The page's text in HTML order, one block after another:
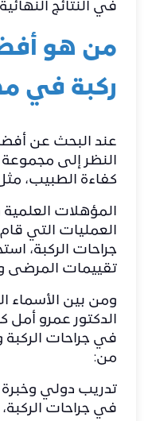
في النتائج
من هو
ركبة في
عند البحث عن
النظر إلى
كفاءة الطبيب،
المؤهلات العلمية
العمليات التي
جراحات الركبة،
تقييمات المرضى
ومن بين الأسماء
الدكتور عمرو
في جراحات الركبة
من:
تدريب دولي وخبرة
في جراحات